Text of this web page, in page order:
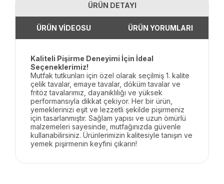
ÜRÜN DETAYI
ÜRÜN VİDEOSU ÜRÜN YORUMLARI
Kaliteli Pişirme Deneyimi İçin İdeal
Seçeneklerimiz!
Mutfak tutkunları için özel olarak seçilmiş 1. kalite
çelik tavalar, emaye tavalar, döküm tavalar ve
fritöz tavalarımız, dayanıklılığı ve yüksek
performansıyla dikkat çekiyor. Her bir ürün,
yemeklerinizi eşit ve lezzetli şekilde pişirmeniz
için tasarlanmıştır. Sağlam yapısı ve uzun ömürlü
malzemeleri sayesinde, mutfağınızda güvenle
kullanabilirsiniz. Ürünlerimizin kalitesiyle tanışın ve
yemek pişirmenin keyfini çıkarın!